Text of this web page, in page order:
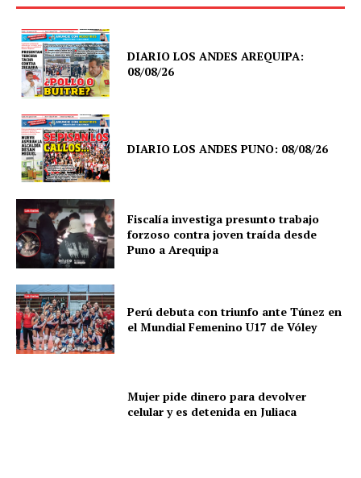
DIARIO LOS ANDES AREQUIPA:
08/08/26
DIARIO LOS ANDES PUNO: 08/08/26
Fiscalía investiga presunto trabajo
forzoso contra joven traída desde
Puno a Arequipa
Perú debuta con triunfo ante Túnez en
el Mundial Femenino U17 de Vóley
Mujer pide dinero para devolver
celular y es detenida en Juliaca